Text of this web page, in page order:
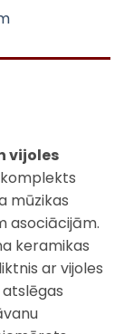
vijoles
mūzikas
asociācijām.
keramikas
ar vijoles